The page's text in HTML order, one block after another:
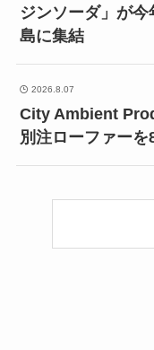
ジンソーダ」が
島に集結
2026.8.07
City Ambient
別注ローファー